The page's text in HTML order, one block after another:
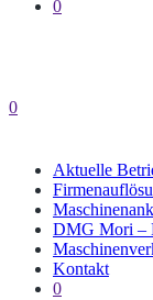
0
0
Aktuelle
DMG Mori –
Kontakt
0